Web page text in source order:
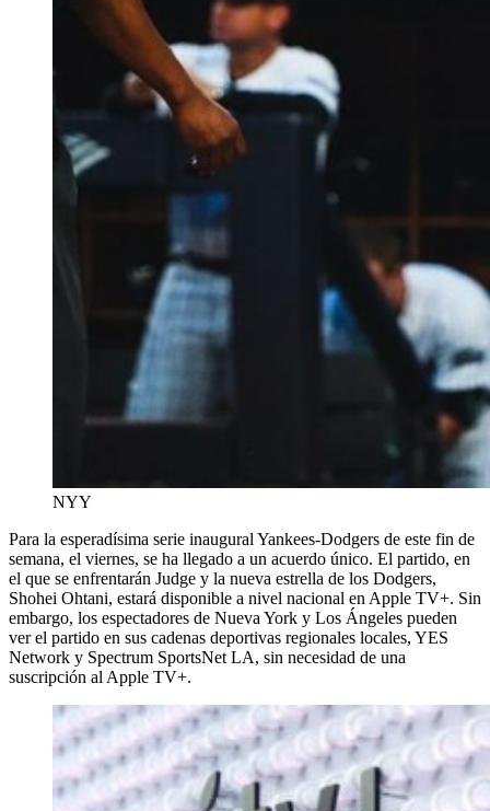
NYY
Para la esperadísima serie inaugural Yankees-Dodgers de este fin de
semana, el viernes, se ha llegado a un acuerdo único. El partido, en
el que se enfrentarán Judge y la nueva estrella de los Dodgers,
Shohei Ohtani, estará disponible a nivel nacional en Apple TV+. Sin
embargo, los espectadores de Nueva York y Los Ángeles pueden
ver el partido en sus cadenas deportivas regionales locales, YES
Network y Spectrum SportsNet LA, sin necesidad de una
suscripción al Apple TV+.